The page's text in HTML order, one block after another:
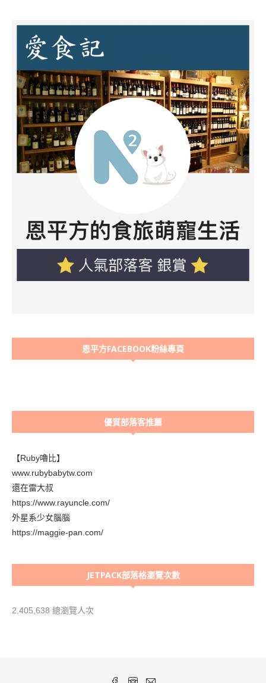
恩平方FACEBOOK粉絲專頁
優質部落客推薦
【Ruby嚕比】
www.rubybabytw.com
還在雷大叔
https://www.rayuncle.com/
外星系少女腦腦
https://maggie-pan.com/
JETPACK部落格瀏覽次數
2,405,638 總瀏覽人次